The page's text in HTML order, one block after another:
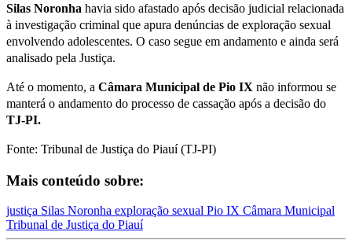
Silas Noronha havia sido afastado após decisão judicial relacionada
à investigação criminal que apura denúncias de exploração sexual
envolvendo adolescentes. O caso segue em andamento e ainda será
analisado pela Justiça.
Até o momento, a Câmara Municipal de Pio IX não informou se
manterá o andamento do processo de cassação após a decisão do
TJ-PI.
Fonte: Tribunal de Justiça do Piauí (TJ-PI)
Mais conteúdo sobre:
justiça Silas Noronha exploração sexual Pio IX Câmara Municipal
Tribunal de Justiça do Piauí